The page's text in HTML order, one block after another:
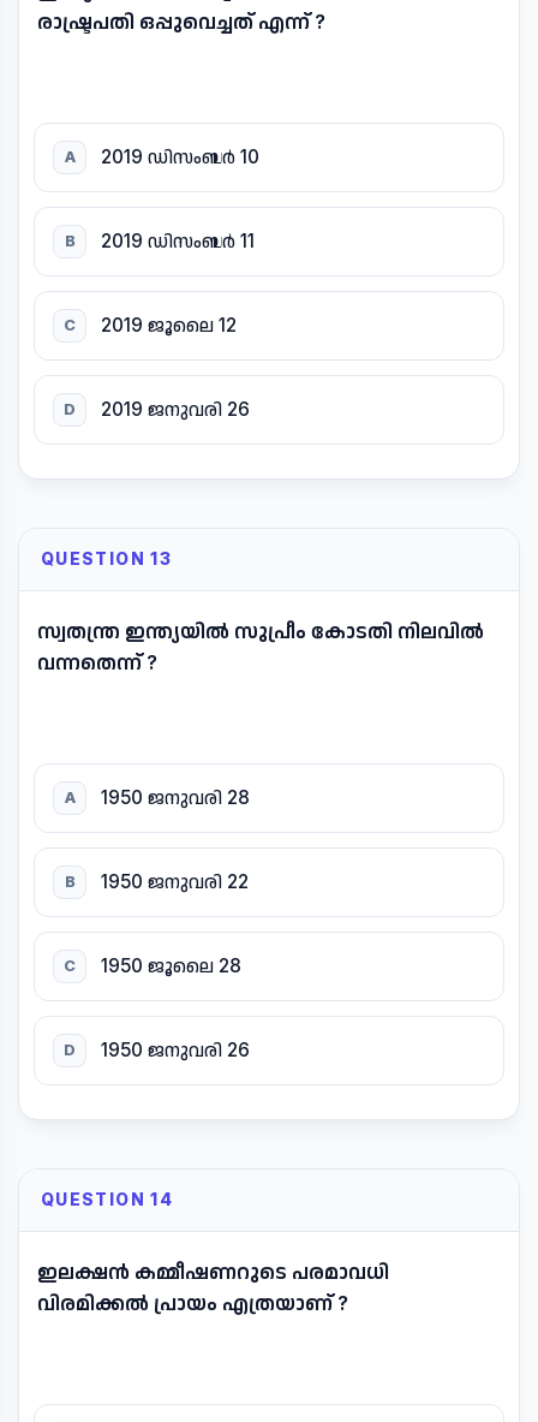
രാഷ്ട്രപതി ഒപ്പുവെച്ചത് എന്ന് ?
A 2019 ഡിസംബർ 10
B 2019 ഡിസംബർ 11
C 2019 ജൂലൈ 12
D 2019 ജനുവരി 26
QUESTION 13
സ്വതന്ത്ര ഇന്ത്യയിൽ സുപ്രീം കോടതി നിലവിൽ
വന്നതെന്ന് ?
A 1950 ജനുവരി 28
B 1950 ജനുവരി 22
C 1950 ജൂലൈ 28
D 1950 ജനുവരി 26
QUESTION 14
ഇലക്ഷൻ കമ്മീഷണറുടെ പരമാവധി
വിരമിക്കൽ പ്രായം എത്രയാണ് ?